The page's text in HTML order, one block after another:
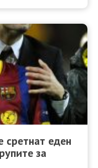
сретнат еден
за